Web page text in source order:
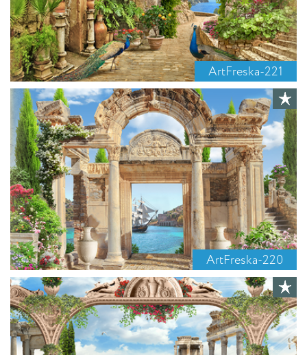
ArtFreska-221
ArtFreska-220